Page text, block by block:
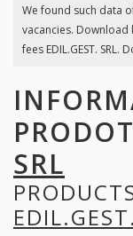
We found such data
vacancies.
fees EDIL.GEST.
SRL